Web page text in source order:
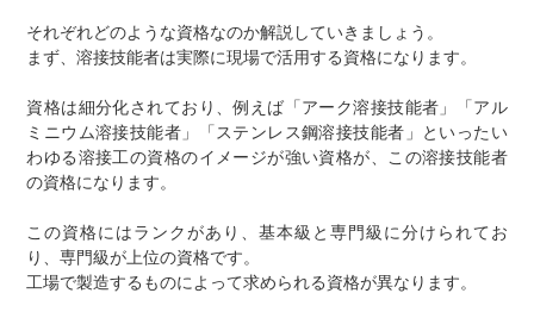
それぞれどのような資格なのか解説していきましょう。
まず、溶接技能者は実際に現場で活用する資格になります。
資格は細分化されており、例えば「アーク溶接技能者」「アル
ミニウム溶接技能者」「ステンレス鋼溶接技能者」といったい
わゆる溶接工の資格のイメージが強い資格が、この溶接技能者
の資格になります。
この資格にはランクがあり、基本級と専門級に分けられてお
り、専門級が上位の資格です。
工場で製造するものによって求められる資格が異なります。